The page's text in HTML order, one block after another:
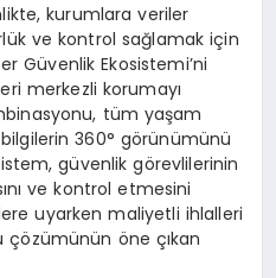
kurumlara veriler
ve kontrol sağlamak için
Güvenlik Ekosistemi’ni
merkezli korumayı
tüm yaşam
360° görünümünü
güvenlik görevlilerinin
ve kontrol etmesini
uyarken maliyetli ihlalleri
çözümünün öne çıkan